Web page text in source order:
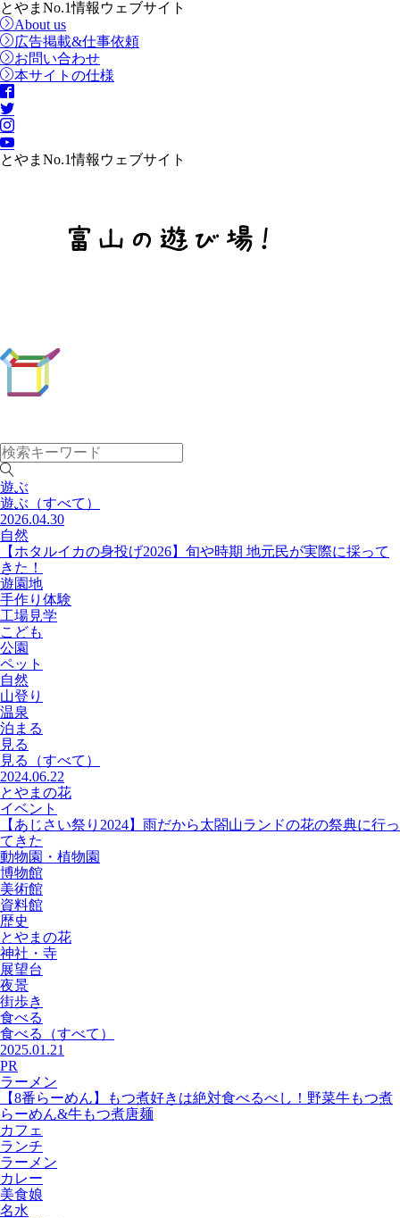
とやまNo.1情報ウェブサイト
About us
広告掲載&仕事依頼
お問い合わせ
本サイトの仕様
とやまNo.1情報ウェブサイト
遊ぶ
遊ぶ （すべて）
2026.04.30
自然
【ホタルイカの身投げ2026】旬や時期 地元民が実際に採って
きた！
遊園地
手作り体験
工場見学
こども
公園
ペット
自然
山登り
温泉
泊まる
見る
見る
（すべて）
2024.06.22
とやまの花
イベント
【あじさい祭り2024】雨だから太閤山ランドの花の祭典に行っ
てきた
動物園・植物園
博物館
美術館
資料館
歴史
とやまの花
神社・寺
展望台
夜景
街歩き
食べる
食べる
（すべて）
2025.01.21
PR
ラーメン
【8番らーめん】もつ煮好きは絶対食べるべし！野菜牛もつ煮
らーめん&牛もつ煮唐麺
カフェ
ランチ
ラーメン
カレー
美食娘
名水